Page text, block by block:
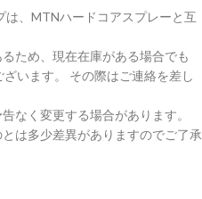
、MTNハードコアスプレーと互
ため、現在在庫がある場合でも
います。 その際はご連絡を差し
なく変更する場合があります。
は多少差異がありますのでご了承